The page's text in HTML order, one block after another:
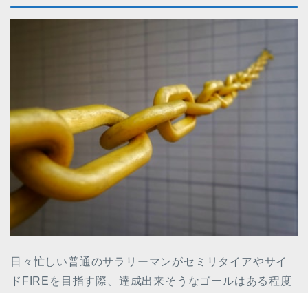
日々忙しい普通のサラリーマンがセミリタイアやサイ
ドFIREを目指す際、達成出来そうなゴールはある程度